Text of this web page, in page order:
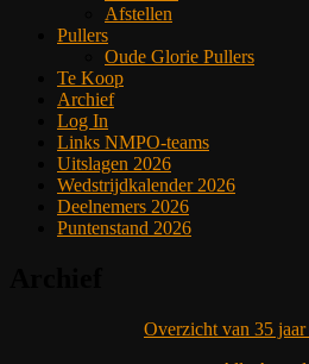
Afstellen
Pullers
Oude Glorie Pullers
Te Koop
Archief
Log In
Links NMPO-teams
Uitslagen 2026
Wedstrijdkalender 2026
Deelnemers 2026
Puntenstand 2026
Overzicht van 35